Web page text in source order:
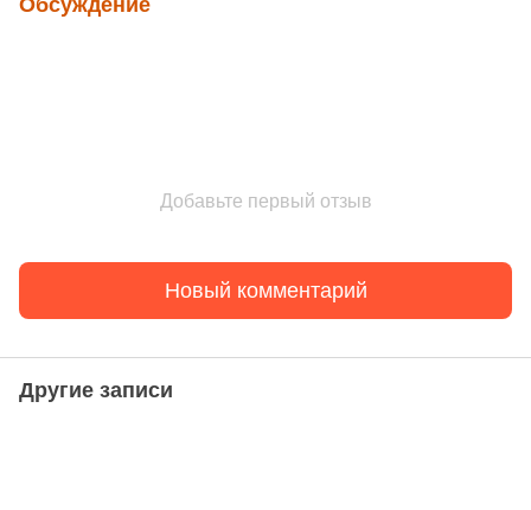
Обсуждение
Добавьте первый отзыв
Новый комментарий
Другие записи